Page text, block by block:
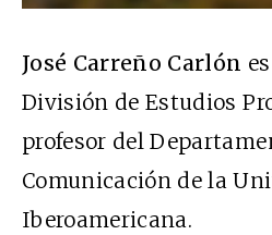
José Carreño Carlón
División de Estudios
profesor del
Comunicación de la
Iberoamericana.